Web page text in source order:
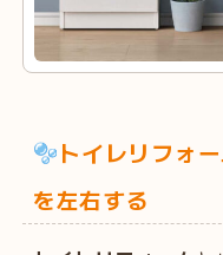
トイレリフォ
を左右する